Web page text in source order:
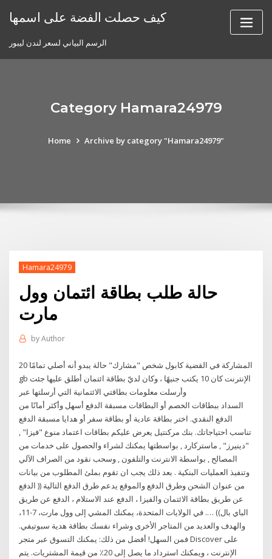
كيف حصلت الفضة على اسمها
الرسم البياني لسعر لندن ليبور
Category Hamara24979
Home Archive by category "Hamara24979"
Hamara24979
حالة طلب بطاقة ائتمان وول
مارت
byAuthor
المشاركة في القضية كابول شخص "مشارك" حالة يبدو أنه أصلي تمامًا 20
gb الإنترنت كان 10 يكتب جنيهًا ، وكان لديّ بطاقة ائتمان أطلق عليها جئت
وأرسلت معلومات بطاقتي الائتمانية التي أرسلتها عبر
السداد ببطاقات الخصم أو البطاقات مسبقة الدفع أسهل وأكثر أمانًا من
الدفع النقدي. اختر بطاقة عادية أو بطاقة سفر أو هدايا مسبقة الدفع
تناسب احتياجاتك. بنك مركنتيل يعرض عليكم بطاقات اعتماد منوع "فيزا" ,
"دينيرز" , ماستركارد , بواسطتها يمكنك لشراء والحصول على خدمات من
المصالح , بواسطة الانترنت والتلفون , وسحب نقود من الصراف الآلي
وتنفيذ العمليات البنكية . بعد ذلك يجب ان تقوم بملئ المطلوب من بيانات
من عنوان الشحن وطرق الدفع والموقع يدعم طرق الدفع التالية (( الدفع
عن طريق بطاقة الائتمان والفيزا ، الدفع عند الاستلام ، الدفع عن طريق
الباي بال)) …. في الولايات المتحدة، يمكنك المشي إلى وول مارت، 7-11،
والهدف والعديد من المتاجر الأخرى وشراء نفسك بطاقة هدية سبوتيفي.
فمن السهل! أفضل من ذلك: يمكنك التسوق عبر متجر Discover على
الإنترنت ، ويمكنك استرداد ما يصل إلى 20٪ من قيمة المشتريات. يتم